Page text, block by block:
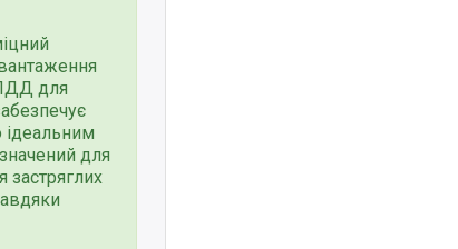
для
ідеальним
для
застряглих